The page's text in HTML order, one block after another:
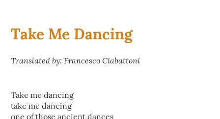
Take Me Dancing
Translated by: Francesco Ciabattoni
Take me dancing
take me dancing
one of those ancient dances